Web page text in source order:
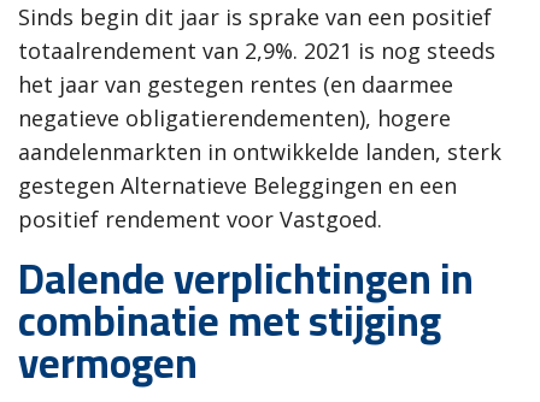
Sinds begin dit jaar is sprake van een positief
totaalrendement van 2,9%. 2021 is nog steeds
het jaar van gestegen rentes (en daarmee
negatieve obligatierendementen), hogere
aandelenmarkten in ontwikkelde landen, sterk
gestegen Alternatieve Beleggingen en een
positief rendement voor Vastgoed.
Dalende verplichtingen in
combinatie met stijging
vermogen